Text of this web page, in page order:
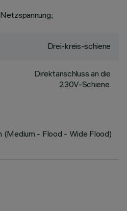
Drei-kreis-schiene
Direktanschluss an die
230V-Schiene.
(Medium - Flood - Wide Flood)